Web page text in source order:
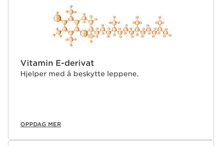
Vitamin E-derivat
Hjelper med å beskytte leppene.
OPPDAG MER